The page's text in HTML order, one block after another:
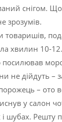
снігом. Що
зрозумів.
товаришів,
хвилин 10-
не дійдуть –
– ото
у
шубах. Решту